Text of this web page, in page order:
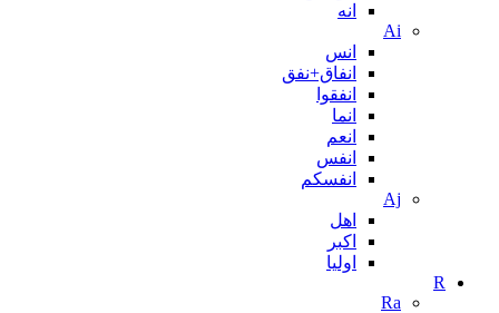
انه
Ai
انس
انفاق+نفق
انفقوا
انما
انعم
انفس
انفسکم
Aj
اهل
اکبر
اولیا
R
Ra